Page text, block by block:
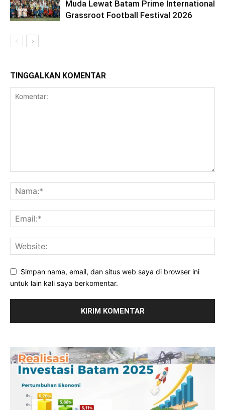
Muda Lewat Batam Prime International
Grassroot Football Festival 2026
TINGGALKAN KOMENTAR
Simpan nama, email, dan situs web saya di browser ini
untuk lain kali saya berkomentar.